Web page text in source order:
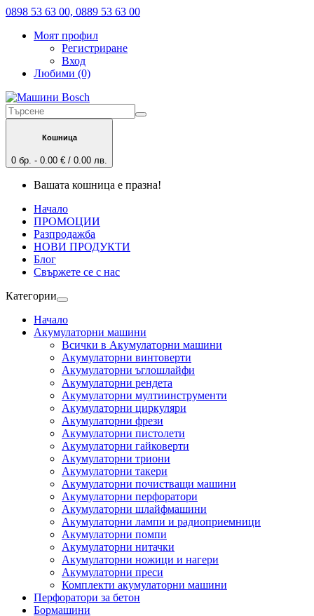
0898 53 63 00, 0889 53 63 00
Моят профил
Регистриране
Вход
Любими (0)
Кошница
0 бр. - 0.00 € / 0.00 лв.
Вашата кошница е празна!
Начало
ПРОМОЦИИ
Разпродажба
НОВИ ПРОДУКТИ
Блог
Свържете се с нас
Категории
Начало
Акумулаторни машини
Всички в Акумулаторни машини
Акумулаторни винтоверти
Акумулаторни ъглошлайфи
Акумулаторни рендета
Акумулаторни мултиинструменти
Акумулаторни циркуляри
Акумулаторни фрези
Акумулаторни пистолети
Акумулаторни гайковерти
Акумулаторни триони
Акумулаторни такери
Акумулаторни почистващи машини
Акумулаторни перфоратори
Акумулаторни шлайфмашини
Акумулаторни лампи и радиоприемници
Акумулаторни помпи
Акумулаторни нитачки
Акумулаторни ножици и нагери
Акумулаторни преси
Комплекти акумулаторни машини
Перфоратори за бетон
Бормашини